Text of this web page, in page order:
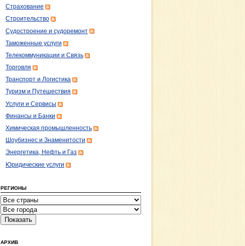
Страхование
Строительство
Судостроение и судоремонт
Таможенные услуги
Телекоммуникации и Связь
Торговля
Транспорт и Логистика
Туризм и Путешествия
Услуги и Сервисы
Финансы и Банки
Химическая промышленность
Шоубизнес и Знаменитости
Энергетика, Нефть и Газ
Юридические услуги
РЕГИОНЫ
АРХИВ